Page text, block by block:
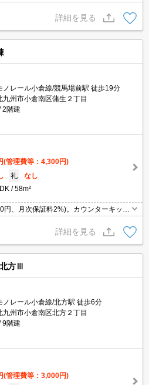
詳細を見る
ノレール小倉線/競馬場前駅 徒歩19分
九州市小倉南区蒲生２丁目
2階建
(管理費等：4,300円)
礼
なし
58m²
、月次保証料2%)。カウンターキッチ
詳細を見る
方Ⅲ
ノレール小倉線/北方駅 徒歩6分
九州市小倉南区北方２丁目
9階建
(管理費等：3,000円)